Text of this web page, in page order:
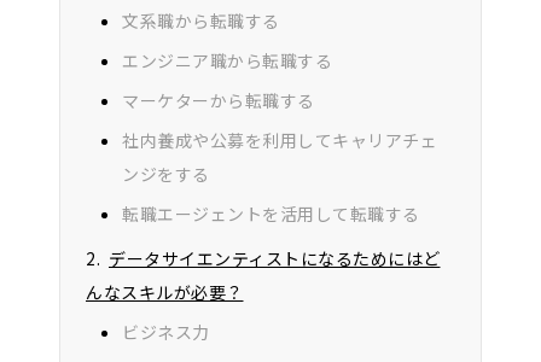
文系職から転職する
エンジニア職から転職する
マーケターから転職する
社内養成や公募を利用してキャリアチェ
ンジをする
転職エージェントを活用して転職する
データサイエンティストになるためにはど
んなスキルが必要？
ビジネス力